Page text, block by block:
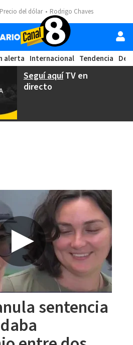
Precio del dólar Rodrigo Chaves
alerta Internacional Tendencia
Seguí aquíTV en
directo
sentencia